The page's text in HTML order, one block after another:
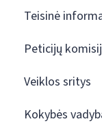
Teisinė
Peticijų
Veiklos sritys
Kokybės